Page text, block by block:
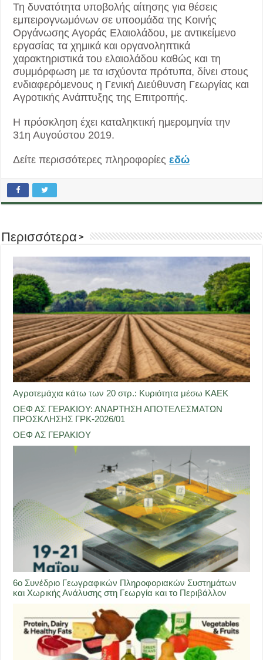
Τη δυνατότητα υποβολής αίτησης για θέσεις
εμπειρογνωμόνων σε υποομάδα της Κοινής
Οργάνωσης Αγοράς Ελαιολάδου, με αντικείμενο
εργασίας τα χημικά και οργανοληπτικά
χαρακτηριστικά του ελαιολάδου καθώς και τη
συμμόρφωση με τα ισχύοντα πρότυπα, δίνει στους
ενδιαφερόμενους η Γενική Διεύθυνση Γεωργίας και
Αγροτικής Ανάπτυξης της Επιτροπής.
Η πρόσκληση έχει καταληκτική ημερομηνία την
31η Αυγούστου 2019.
Δείτε περισσότερες πληροφορίεςεδώ
Περισσότερα >
Αγροτεμάχια κάτω των 20 στρ.: Κυριότητα μέσω ΚΑΕΚ
ΟΕΦ ΑΣ ΓΕΡΑΚΙΟΥ: ΑΝΑΡΤΗΣΗ ΑΠΟΤΕΛΕΣΜΑΤΩΝ
ΠΡΟΣΚΛΗΣΗΣ ΓΡΚ-2026/01
ΟΕΦ ΑΣ ΓΕΡΑΚΙΟΥ
6ο Συνέδριο Γεωγραφικών Πληροφοριακών Συστημάτων
και Χωρικής Ανάλυσης στη Γεωργία και το Περιβάλλον